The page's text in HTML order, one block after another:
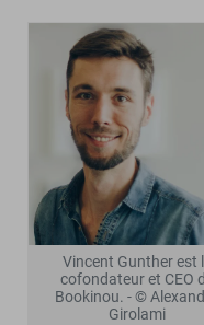
Vincent Gunther est
cofondateur et CEO
Bookinou. - ©
Girolami